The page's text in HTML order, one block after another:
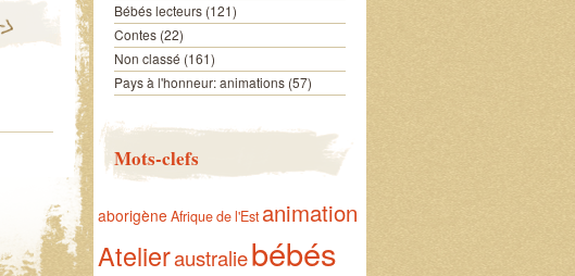
Bébés lecteurs(121)
Contes(22)
Non classé (161)
Pays à l'honneur: animations(57)
Mots-clefs
aborigène Afrique de l'Est animation
Atelieraustraliebébés